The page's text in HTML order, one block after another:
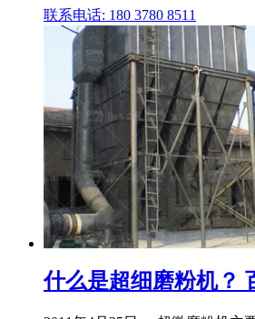
联系电话: 180 3780 8511
什么是超细磨粉机？